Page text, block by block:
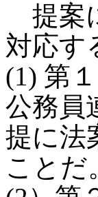
提案
対応す
(1) 第
公務員
提に法
ことだ